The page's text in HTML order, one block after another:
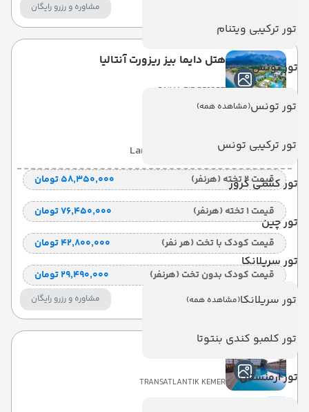
تور ترکیبی ویتنام
تور تونس
تور تونس(مشاهده همه)
تور ترکیبی تونس
تور کشتی کروز
تور چین
تور سریلانکا
تور سریلانکا(مشاهده همه)
تور کلمبو کندی بنتوتا
تور ارمنستان
مشاوره و رزرو رایگان
هتل دایما بیز ریزورت آنتالیا
DAIMA BIZ RESORT
KEMER
با صبحانه(BB)
Land View
قیمت 2 تخته (هرنفر) ۵۸٬۳۵۰٬۰۰۰ تومان
قیمت 1 تخته (هرنفر) ۷۶٬۴۵۰٬۰۰۰ تومان
قیمت کودک با تخت (هر نفر) ۴۲٬۸۰۰٬۰۰۰ تومان
قیمت کودک بدون تخت (هرنفر) ۲۹٬۴۹۰٬۰۰۰ تومان
مشاوره و رزرو رایگان
TRANSATLANTIK KEMER